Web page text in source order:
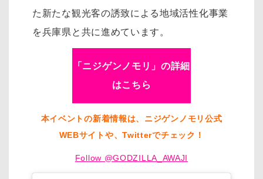
た新たな観光客の誘致による地域活性化事業
を兵庫県と共に進めています。
「ニジゲンノモリ」の詳細
はこちら
本イベントの新着情報は、ニジゲンノモリ公式
WEBサイトや、Twitterでチェック！
Follow @GODZILLA_AWAJI